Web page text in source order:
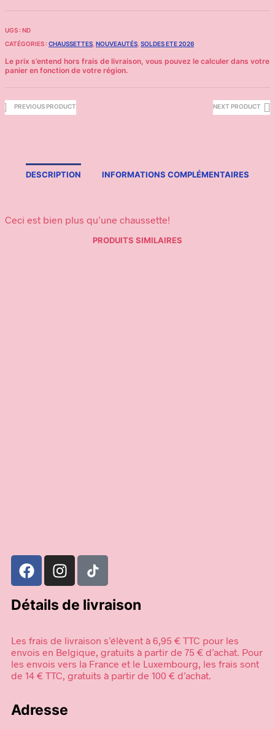
UGS : ND
CATÉGORIES : CHAUSSETTES NOUVEAUTÉS SOLDES ETE 2026
PREVIOUS PRODUCT NEXT PRODUCT
DESCRIPTION INFORMATIONS COMPLÉMENTAIRES
Ceci est bien plus qu’une chaussette!
PRODUITS SIMILAIRES
Détails de livraison
Les frais de livraison s’élèvent à 6,95 € TTC pour les
envois en Belgique, gratuits à partir de 75 € d’achat. Pour
les envois vers la France et le Luxembourg, les frais sont
de 14 € TTC, gratuits à partir de 100 € d’achat.
Adresse